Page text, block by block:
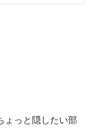
ょっと隠したい部